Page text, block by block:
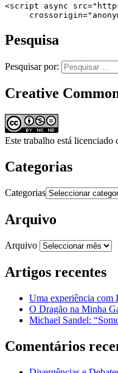
<script async
Pesquisa
Pesquisar por:
Creative
Este trabalho está licenciado
Categorias
Categorias
Arquivo
Arquivo
Artigos recentes
Uma experiência
O Dragão na Minha
Michael Sandel:
Comentários